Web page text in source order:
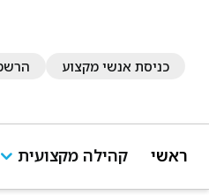
כניסת אנשי מקצוע
ראשי קהילה מקצועית